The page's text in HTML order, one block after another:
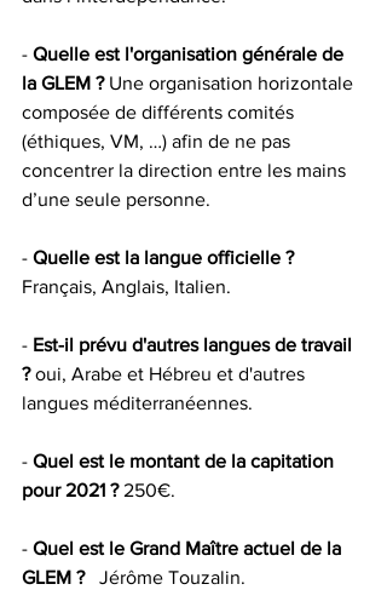
- Quelle est l'organisation générale de
la GLEM ? Une organisation horizontale
composée de différents comités
(éthiques, VM, …) afin de ne pas
concentrer la direction entre les mains
d’une seule personne.
- Quelle est la langue officielle ?
Français, Anglais, Italien.
- Est-il prévu d'autres langues de travail
? oui, Arabe et Hébreu et d'autres
langues méditerranéennes.
- Quel est le montant de la capitation
pour 2021 ? 250€.
- Quel est le Grand Maître actuel de la
GLEM ?
  Jérôme Touzalin.